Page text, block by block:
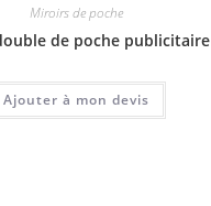
Miroirs de poche
de poche publicitaire
Ajouter à mon devis